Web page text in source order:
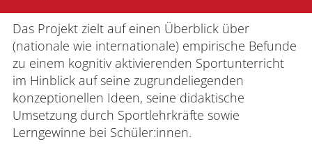
Das Projekt zielt auf einen Überblick über
(nationale wie internationale) empirische Befunde
zu einem kognitiv aktivierenden Sportunterricht
im Hinblick auf seine zugrundeliegenden
konzeptionellen Ideen, seine didaktische
Umsetzung durch Sportlehrkräfte sowie
Lerngewinne bei Schüler:innen.